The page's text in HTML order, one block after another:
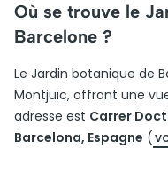
Où se trouve le
Barcelone ?
Le Jardin botanique de
Montjuïc, offrant une
adresse est Carrer
Barcelona, Espagne (